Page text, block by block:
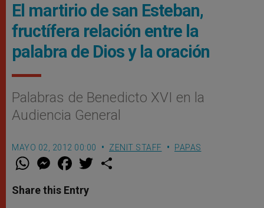
El martirio de san Esteban,
fructífera relación entre la
palabra de Dios y la oración
Palabras de Benedicto XVI en la
Audiencia General
MAYO 02, 2012 00:00 ZENIT STAFF PAPAS
W
t
s
M
e
s
e
F
a
e
b
w
Share this Entry